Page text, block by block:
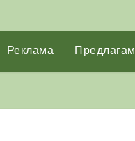
Реклама Предлагам